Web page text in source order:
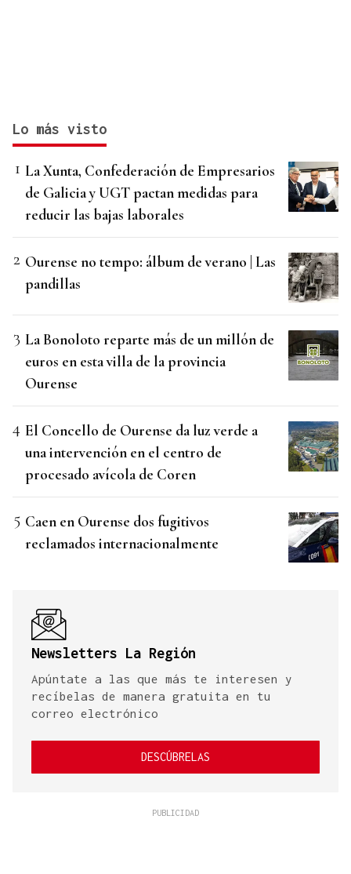
Lo más visto
La Xunta, Confederación de Empresarios
de Galicia y UGT pactan medidas para
reducir las bajas laborales
Ourense no tempo: álbum de verano | Las
pandillas
La Bonoloto reparte más de un millón de
euros en esta villa de la provincia
Ourense
El Concello de Ourense da luz verde a
una intervención en el centro de
procesado avícola de Coren
Caen en Ourense dos fugitivos
reclamados internacionalmente
Newsletters La Región
Apúntate a las que más te interesen y
recíbelas de manera gratuita en tu
correo electrónico
DESCÚBRELAS